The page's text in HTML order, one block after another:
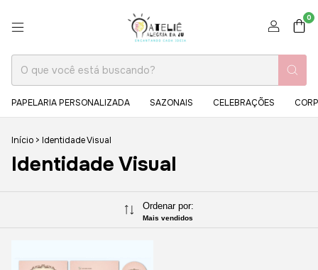
0
PAPELARIA PERSONALIZADA SAZONAIS CELEBRAÇÕES
Início > Identidade Visual
Identidade Visual
Ordenar por:
Mais vendidos